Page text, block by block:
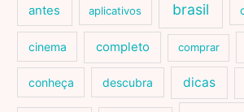
antes aplicativos brasil
cinema completo comprar
conheça descubra dicas